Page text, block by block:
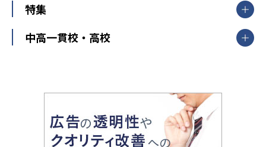
新潟県
中部
愛知県
静岡県
長野県
大阪府
兵庫県 京都府 奈良県
和歌山県
個別教室のトライ
武田塾
中学受験
大学受験
教育全般
大学受験塾の選び方
中学受験に熱心な市区町村ランキング
小学校受験
特集
開成番長直伝！子どもの受験を成功させる方法
運動と遊びを考える
情報Ⅰ、数学が苦手な人注目！最短距離の学力
アップ法
中高一貫校・高校
大学入試改革
ママテクエグザム
進化する中高一貫校・高校